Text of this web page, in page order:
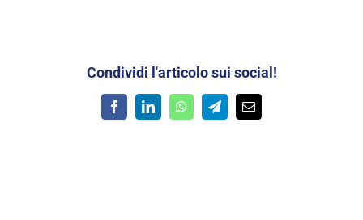
Condividi l'articolo sui social!
FacebookLinkedInWhatsAppTelegramEmail